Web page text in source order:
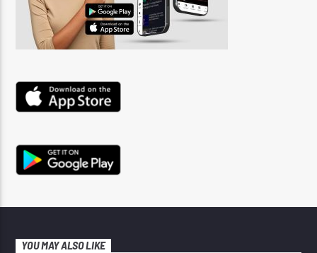
YOU MAY ALSO LIKE